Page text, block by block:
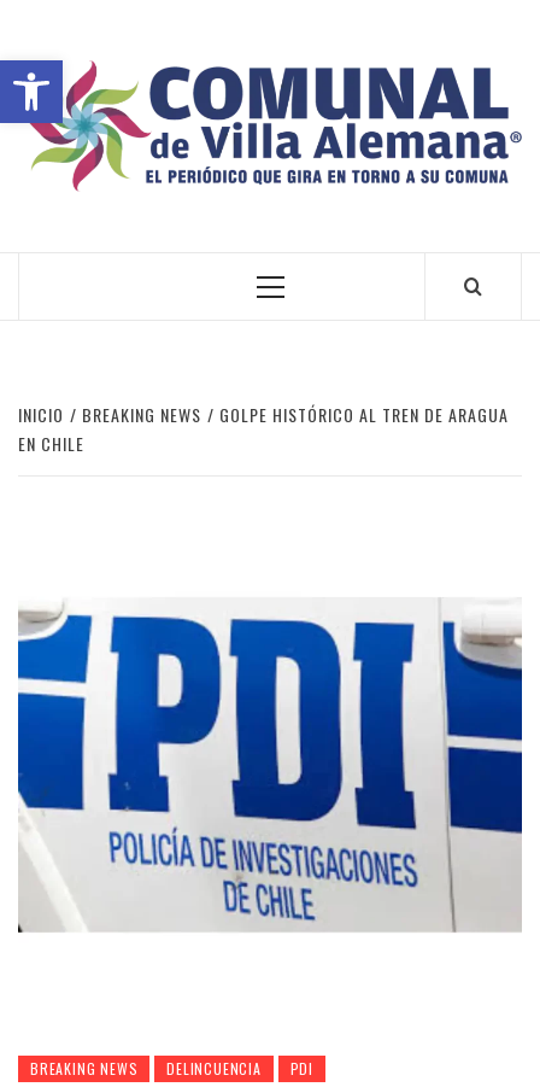
Abrir barra de herramientas
INICIO BREAKING NEWS
GOLPE HISTÓRICO AL TREN DE ARAGUA
EN CHILE
BREAKING NEWS DELINCUENCIA PDI